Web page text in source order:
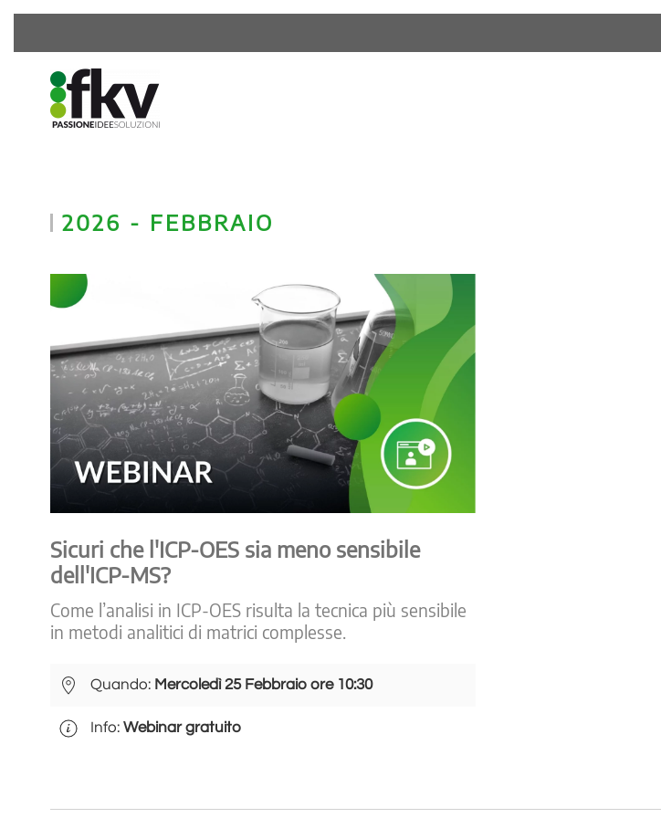
2026 - FEBBRAIO
Sicuri che l'ICP-OES sia meno sensibile
dell'ICP-MS?
Come l’analisi in ICP-OES risulta la tecnica più sensibile
in metodi analitici di matrici complesse.
Quando: Mercoledì 25 Febbraio ore 10:30
Info: Webinar gratuito